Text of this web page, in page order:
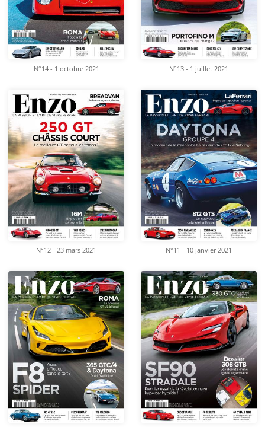
N°14 - 1 octobre 2021 N°13 - 1 juillet 2021
N°12 - 23 mars 2021 N°11 - 10 janvier 2021